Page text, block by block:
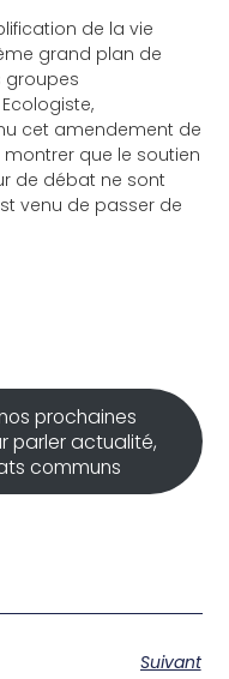
de la vie
grand plan de
groupes
Ecologiste,
cet amendement de
que le soutien
de débat ne sont
venu de passer de
prochaines
parler actualité,
communs
Suivant